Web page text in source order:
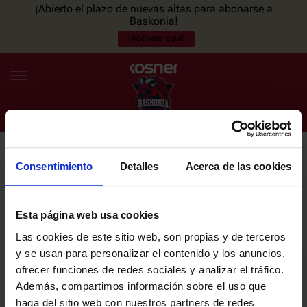
Consentimiento Detalles Acerca de las cookies
Esta página web usa cookies
Las cookies de este sitio web, son propias y de terceros
y se usan para personalizar el contenido y los anuncios,
ofrecer funciones de redes sociales y analizar el tráfico.
Además, compartimos información sobre el uso que
haga del sitio web con nuestros partners de redes
¡Abierto el plazo de nuevas altas para abonarse a
Baskonia!
¡Abónate aquí!
ES EU
NOTICIAS
PLANTILLA
ENTRADAS
NEWSLETTER
últimas noticias y promociones del club.
Email
He leído y acepto laPolítica de privacidaddel SASKI BASKONIA